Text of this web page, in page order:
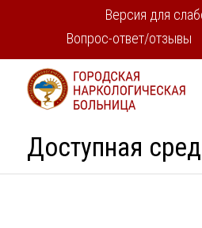
Версия для
Вопрос-ответ/отзывы
Доступная